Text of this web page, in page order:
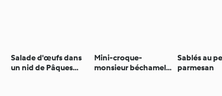
Salade d'œufs dans
un nid de Pâques
Mini-croque-
monsieur béchamel-
Sablés au
parmesan